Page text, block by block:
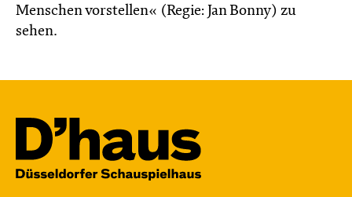
Menschen vorstellen« (Regie: Jan Bonny) zu
sehen.